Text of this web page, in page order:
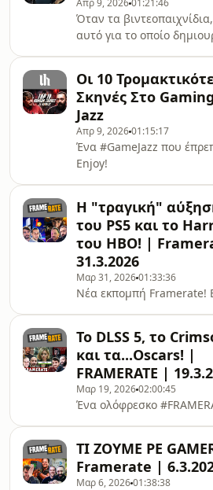
Super Mario Galaxy ταινία
Nintendo! Enjoy!
Απρ 9, 202601:21:46
Όταν τα
αυτό για το οποίο
Οι 10
Σκηνές Στο
Jazz
Απρ 9, 202601:15:17
Ένα #GameJazz που
Enjoy!
Η "τραγική"
του PS5 και το
του HBO! |
31.3.2026
Μαρ 31, 202601:33:36
Νέα εκπομπή Framerate!
Το DLSS 5, το
και τα...Oscars! |
FRAMERATE |
Μαρ 19, 202602:00:45
Ένα ολόφρεσκο
ΤΙ ΖΟΥΜΕ ΡΕ
Framerate |
Μαρ 6, 202601:38:38